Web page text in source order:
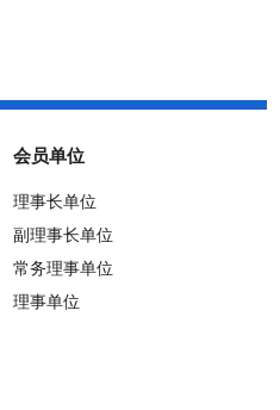
会员单位
理事长单位
副理事长单位
常务理事单位
理事单位